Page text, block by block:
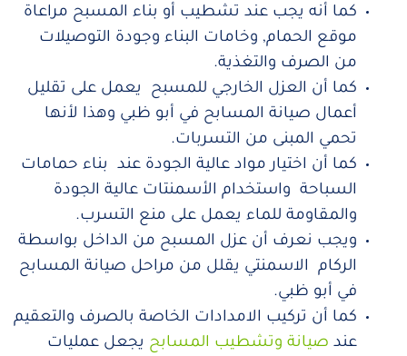
كما أنه يجب عند تشطيب أو بناء المسبح مراعاة
موقع الحمام, وخامات البناء وجودة التوصيلات
من الصرف والتغذية.
كما أن العزل الخارجي للمسبح يعمل على تقليل
أعمال صيانة المسابح في أبو ظبي وهذا لأنها
تحمي المبنى من التسربات.
كما أن اختيار مواد عالية الجودة عند بناء حمامات
السباحة واستخدام الأسمنتات عالية الجودة
والمقاومة للماء يعمل على منع التسرب.
ويجب نعرف أن عزل المسبح من الداخل بواسطة
الركام الاسمنتي يقلل من مراحل صيانة المسابح
في أبو ظبي.
كما أن تركيب الامدادات الخاصة بالصرف والتعقيم
عند صيانة وتشطيب المسابح يجعل عمليات